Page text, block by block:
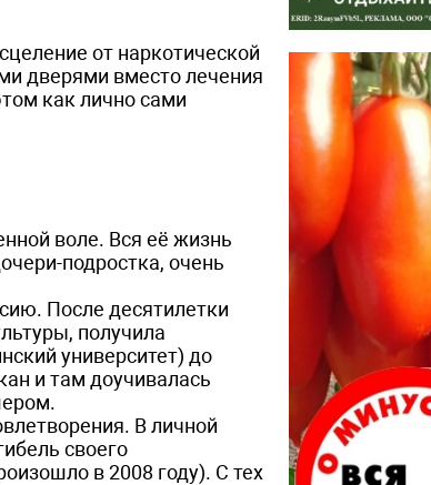
от наркотической
дверями вместо лечения
как лично сами
воле. Вся её жизнь
подростка, очень
После десятилетки
получила
университет) до
и там доучивалась
В личной
своего
в 2008 году). С тех